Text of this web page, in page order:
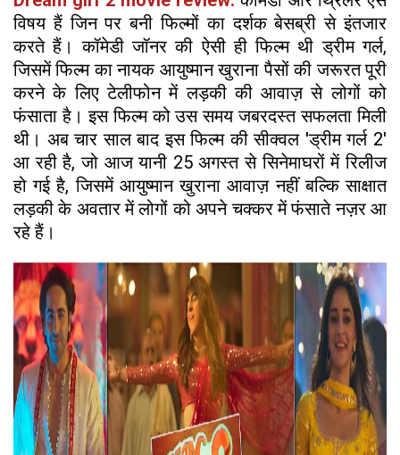
विषय हैं जिन पर बनी फिल्मों का दर्शक बेसब्री से इंतजार
करते हैं। कॉमेडी जॉनर की ऐसी ही फिल्म थी ड्रीम गर्ल,
जिसमें फिल्म का नायक आयुष्मान खुराना पैसों की जरूरत पूरी
करने के लिए टेलीफोन में लड़की की आवाज़ से लोगों को
फंसाता है। इस फिल्म को उस समय जबरदस्त सफलता मिली
थी। अब चार साल बाद इस फिल्म की सीक्वल 'ड्रीम गर्ल 2'
आ रही है, जो आज यानी 25 अगस्त से सिनेमाघरों में रिलीज
हो गई है, जिसमें आयुष्मान खुराना आवाज़ नहीं बल्कि साक्षात
लड़की के अवतार में लोगों को अपने चक्कर में फंसाते नज़र आ
रहे हैं।